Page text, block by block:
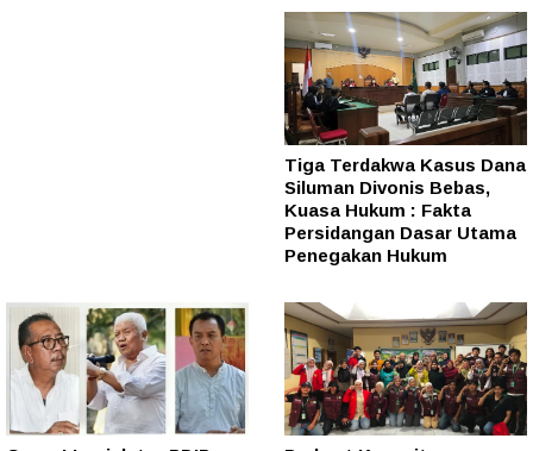
Tiga Terdakwa Kasus Dana
Siluman Divonis Bebas,
Kuasa Hukum : Fakta
Persidangan Dasar Utama
Penegakan Hukum